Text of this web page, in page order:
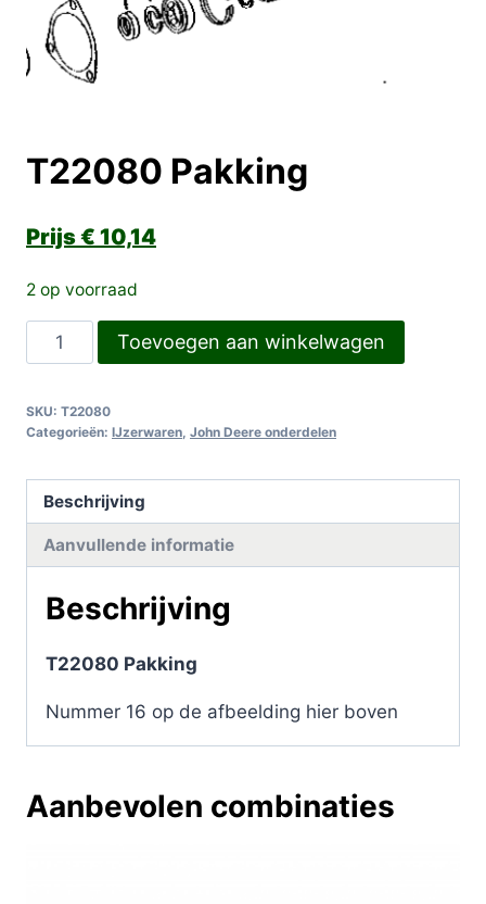
T22080 Pakking
€ 10,14
2 op voorraad
T22080
Pakking
Toevoegen aan winkelwagen
SKU: T22080
Categorieën: IJzerwaren John Deere onderdelen
Beschrijving
Aanvullende informatie
Beschrijving
T22080 Pakking
Nummer 16 op de afbeelding hier boven
Aanbevolen combinaties